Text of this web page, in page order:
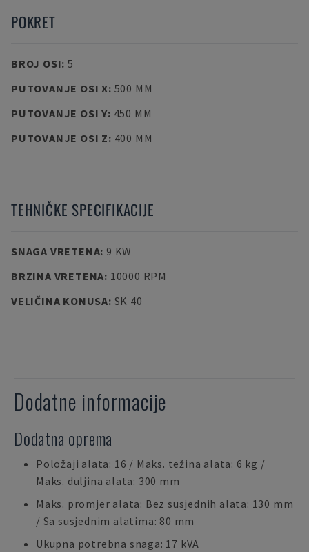
POKRET
BROJ OSI: 5
PUTOVANJE OSI X: 500 MM
PUTOVANJE OSI Y: 450 MM
PUTOVANJE OSI Z: 400 MM
TEHNIČKE SPECIFIKACIJE
SNAGA VRETENA: 9 KW
BRZINA VRETENA: 10000 RPM
VELIČINA KONUSA: SK 40
Dodatne informacije
Dodatna oprema
Položaji alata: 16 / Maks. težina alata: 6 kg /
Maks. duljina alata: 300 mm
Maks. promjer alata: Bez susjednih alata: 130 mm
/ Sa susjednim alatima: 80 mm
Ukupna potrebna snaga: 17 kVA